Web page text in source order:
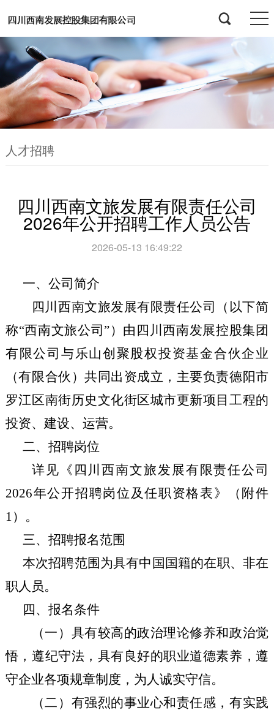
人才招聘
四川西南文旅发展有限责任公司
2026年公开招聘工作人员公告
2026-05-13 16:49:22
一、公司简介
四川西南文旅发展有限责任公司（以下简
称“西南文旅公司”）由四川西南发展控股集团
有限公司与乐山创聚股权投资基金合伙企业
（有限合伙）共同出资成立，主要负责德阳市
罗江区南街历史文化街区城市更新项目工程的
投资、建设、运营。
二、招聘岗位
详见《四川西南文旅发展有限责任公司
2026年公开招聘岗位及任职资格表》（附件
1）。
三、招聘报名范围
本次招聘范围为具有中国国籍的在职、非在
职人员。
四、报名条件
（一） 具有较高的政治理论修养和政治觉
悟，遵纪守法，具有良好的职业道德素养，遵
守企业各项规章制度，为人诚实守信。
（二） 有强烈的事业心和责任感，有实践